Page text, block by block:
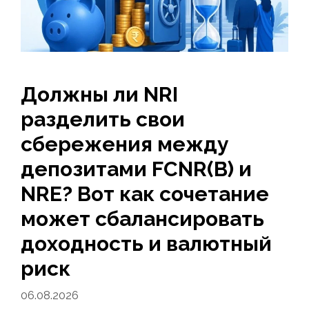
Должны ли NRI
разделить свои
сбережения между
депозитами FCNR(B) и
NRE? Вот как сочетание
может сбалансировать
доходность и валютный
риск
06.08.2026